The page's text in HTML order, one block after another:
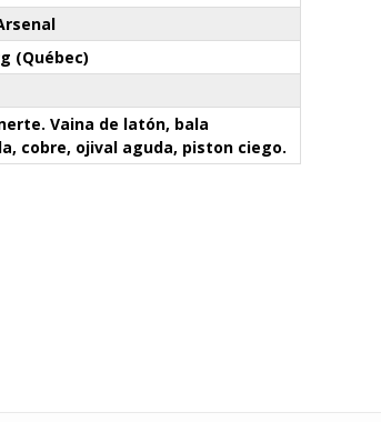
(Québec)
Vaina de latón, bala
cobre, ojival aguda, piston ciego.